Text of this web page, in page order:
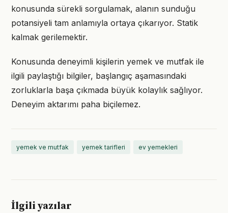
konusunda sürekli sorgulamak, alanın sunduğu
potansiyeli tam anlamıyla ortaya çıkarıyor. Statik
kalmak gerilemektir.
Konusunda deneyimli kişilerin yemek ve mutfak ile
ilgili paylaştığı bilgiler, başlangıç aşamasındaki
zorluklarla başa çıkmada büyük kolaylık sağlıyor.
Deneyim aktarımı paha biçilemez.
yemek ve mutfak yemek tarifleri ev yemekleri
İlgili yazılar